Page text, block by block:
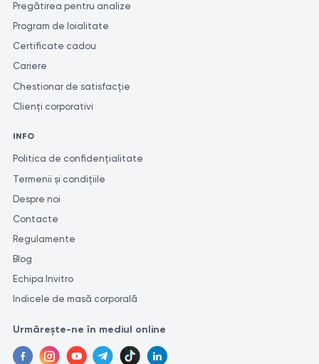
Pregătirea pentru analize
Program de loialitate
Certificate cadou
Cariere
Chestionar de satisfacție
Clienți corporativi
INFO
Politica de confidențialitate
Termenii și condițiile
Despre noi
Contacte
Regulamente
Blog
Echipa Invitro
Indicele de masă corporală
Urmărește-ne în mediul online